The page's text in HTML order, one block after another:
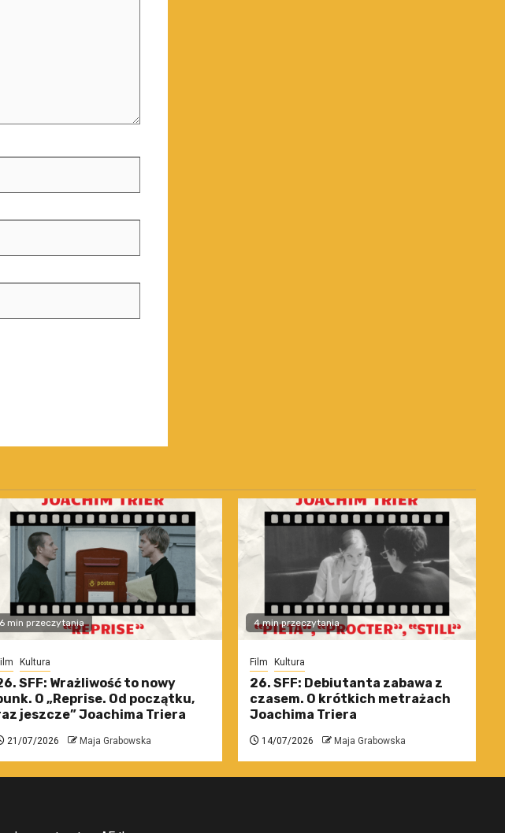
6 min przeczytania
Kultura
SFF: Wrażliwość to nowy
O „Reprise. Od początku,
jeszcze” Joachima Triera
21/07/2026 Maja Grabowska
4 min przeczytania
Film Kultura
26. SFF: Debiutanta zabawa z
czasem. O krótkich metrażach
Joachima Triera
14/07/2026 Maja Grabowska